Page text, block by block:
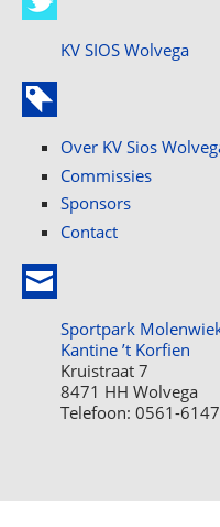
KV SIOS Wolvega
Over KV Sios
Commissies
Sponsors
Contact
Sportpark
Kantine ’t Korfien
Kruistraat 7
8471 HH Wolvega
Telefoon: 0561-